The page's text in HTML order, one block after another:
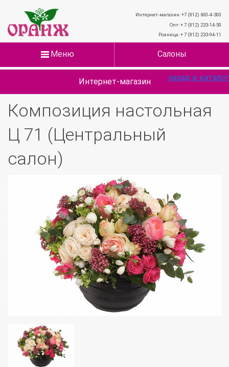
Интернет-магазин: +7 (812) 600-4-300
Опт: + 7 (812) 233-14-50
Розница: + 7 (812) 233-94-11
Меню Салоны
Интернет-магазин
Композиция настольная
Ц 71 (Центральный
салон)
назад в каталог